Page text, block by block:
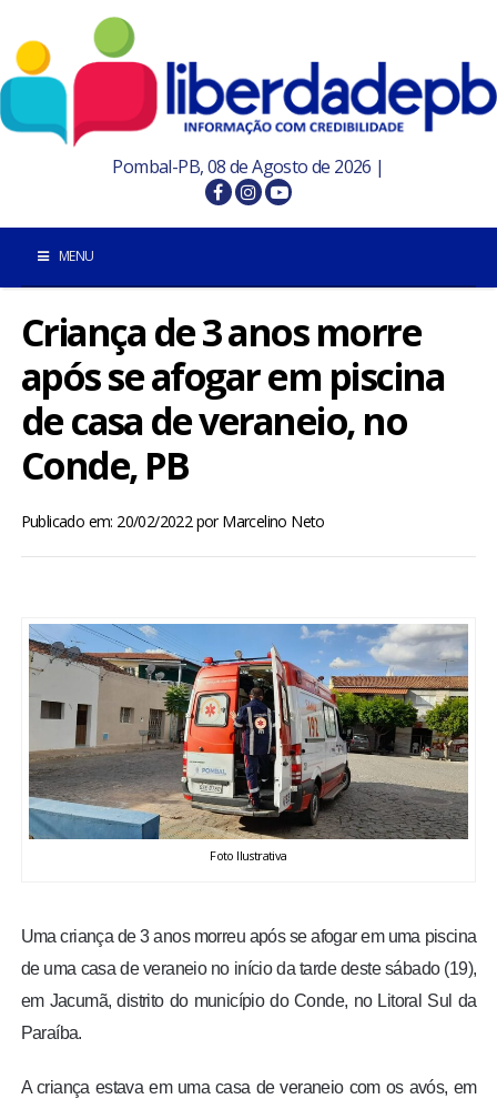
Pombal-PB, 08 de Agosto de 2026 |
MENU
INÍCIO
POMBAL E REGIÃO
ESPORTES
ENTRETENIMENTO
ENQUETE
TV LPB
COLUNISTAS
Criança de 3 anos morre
após se afogar em piscina
de casa de veraneio, no
Conde, PB
Publicado em: 20/02/2022porMarcelino Neto
Foto Ilustrativa
Uma criança de 3 anos morreu após se afogar em uma piscina
de uma casa de veraneio no início da tarde deste sábado (19),
em Jacumã, distrito do município do Conde, no Litoral Sul da
Paraíba.
A criança estava em uma casa de veraneio com os avós, em